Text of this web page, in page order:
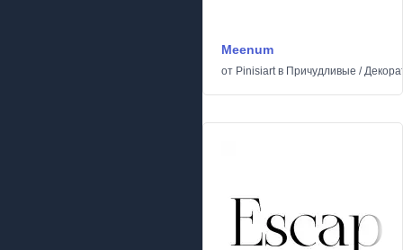
Meenum
от Pinisiartв Причудливые /